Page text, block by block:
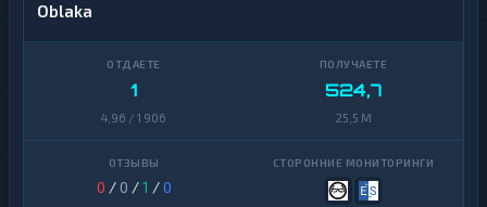
Oblaka
1
4,96 / 1 906
524,7
25,5 M
0 / 0 /1 /0